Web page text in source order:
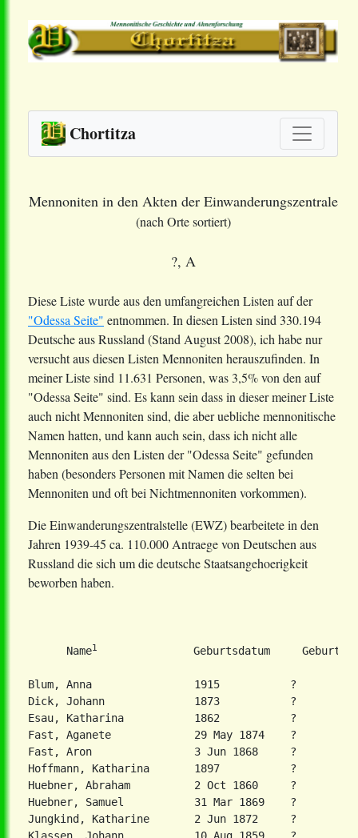
Chortitza
Mennoniten in den Akten der Einwanderungszentrale
(nach Orte sortiert)
?, A
Diese Liste wurde aus den umfangreichen Listen auf der
"Odessa Seite" entnommen. In diesen Listen sind 330.194
Deutsche aus Russland (Stand August 2008), ich habe nur
versucht aus diesen Listen Mennoniten herauszufinden. In
meiner Liste sind 11.631 Personen, was 3,5% von den auf
"Odessa Seite" sind. Es kann sein dass in dieser meiner Liste
auch nicht Mennoniten sind, die aber uebliche mennonitische
Namen hatten, und kann auch sein, dass ich nicht alle
Mennoniten aus den Listen der "Odessa Seite" gefunden
haben (besonders Personen mit Namen die selten bei
Mennoniten und oft bei Nichtmennoniten vorkommen).
Die Einwanderungszentralstelle (EWZ) bearbeitete in den
Jahren 1939-45 ca. 110.000 Antraege von Deutschen aus
Russland die sich um die deutsche Staatsangehoerigkeit
beworben haben.
      Name
1
Geburtsdatum
Blum, Anna                1915           ?
Dick, Johann              1873           ?
Esau, Katharina           1862           ?
Fast, Aganete             29 May 1874    ?
Fast, Aron                3 Jun 1868     ?
Hoffmann, Katharina       1897           ?
Huebner, Abraham          2 Oct 1860     ?
Huebner, Samuel           31 Mar 1869    ?
Jungkind, Katharine       2 Jun 1872     ?